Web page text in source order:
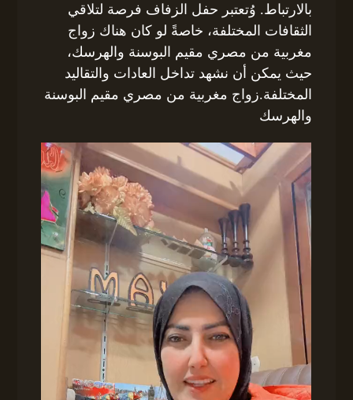
بالارتباط. وُتعتبر حفل الزفاف فرصة لتلاقي
الثقافات المختلفة، خاصةً لو كان هناك زواج
مغربية من مصري مقيم البوسنة والهرسك،
حيث يمكن أن نشهد تداخل العادات والتقاليد
المختلفة.زواج مغربية من مصري مقيم البوسنة
والهرسك